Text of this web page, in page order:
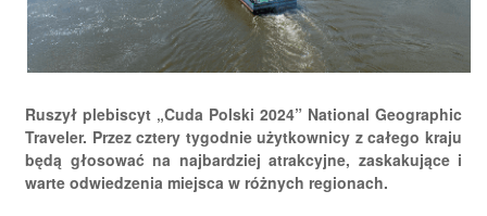
Ruszył plebiscyt „Cuda Polski 2024” National Geographic
Traveler. Przez cztery tygodnie użytkownicy z całego kraju
będą głosować na najbardziej atrakcyjne, zaskakujące i
warte odwiedzenia miejsca w różnych regionach.